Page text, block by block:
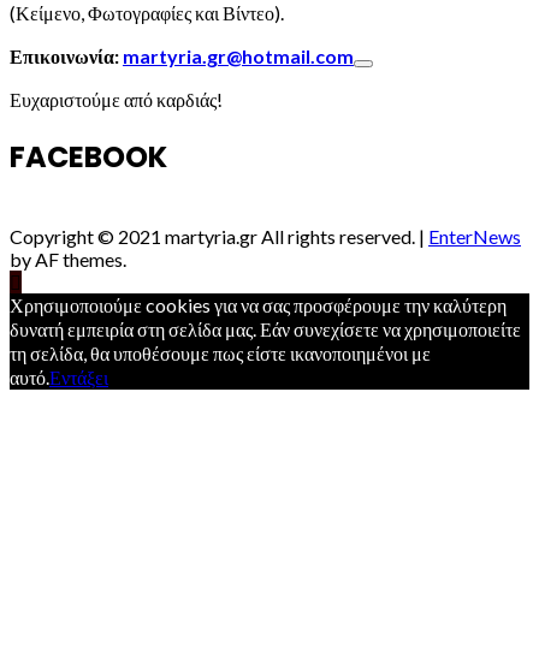
(Κείμενο, Φωτογραφίες και Βίντεο).
Επικοινωνία: martyria.gr@hotmail.com
Ευχαριστούμε από καρδιάς!
FACEBOOK
Copyright © 2021 martyria.gr All rights reserved. | EnterNews
by AF themes.
Χρησιμοποιούμε cookies για να σας προσφέρουμε την καλύτερη
δυνατή εμπειρία στη σελίδα μας. Εάν συνεχίσετε να χρησιμοποιείτε
τη σελίδα, θα υποθέσουμε πως είστε ικανοποιημένοι με
αυτό.Εντάξει